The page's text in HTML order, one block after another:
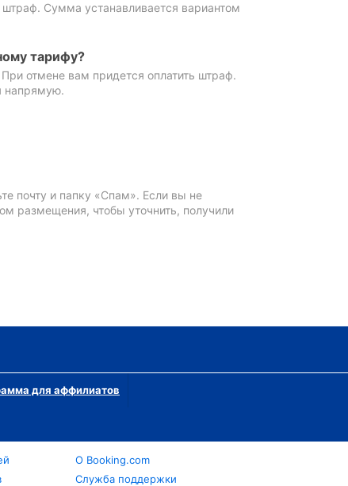
Сумма устанавливается вариантом
тарифу?
отмене вам придется оплатить штраф.
напрямую.
почту и папку «Спам». Если вы не
размещения, чтобы уточнить, получили
для аффилиатов
О Booking.com
Служба поддержки